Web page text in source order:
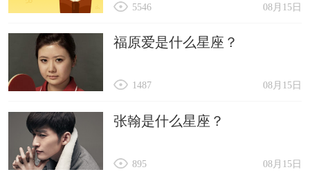
08月15日
5546
福原爱是什么星座？
08月15日
1487
张翰是什么星座？
08月15日
895